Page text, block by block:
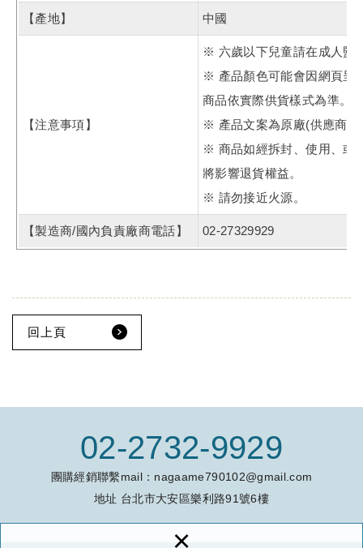
×
【產地】 中國
【注意事項】
※ 六歲以下兒童請在成人監
※ 產品顏色可能會因網頁呈
商品依實際供貨樣式為準。
※ 產品文案為原廠(供應商)
※ 商品如經拆封、使用、或
將影響退貨權益。
※ 請勿接近火源。
【製造商/國內負責廠商電話】 02-27329929
回上頁
02-2732-9929
團購經銷聯繫mail： nagaame790102@gmail.com
地址 台北市大安區樂利路91號6樓